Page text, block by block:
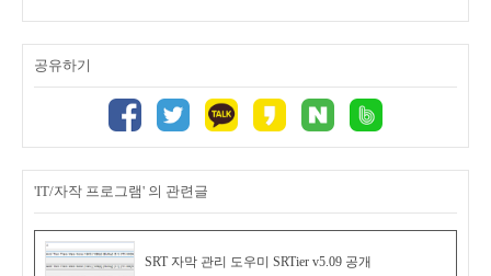
공유하기
'IT/자작 프로그램' 의 관련글
SRT 자막 관리 도우미 SRTier v5.09 공개